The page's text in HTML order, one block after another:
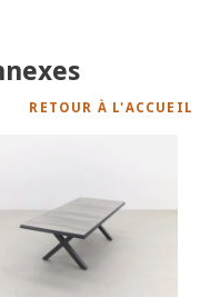
RETOUR À L'ACCUEIL